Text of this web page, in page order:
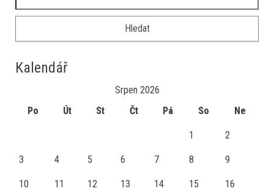
Kalendář
Srpen 2026
Po
Út St Čt Pá So Ne
1 2
3 4 5 6 7 8 9
10 11 12 13 14 15 16